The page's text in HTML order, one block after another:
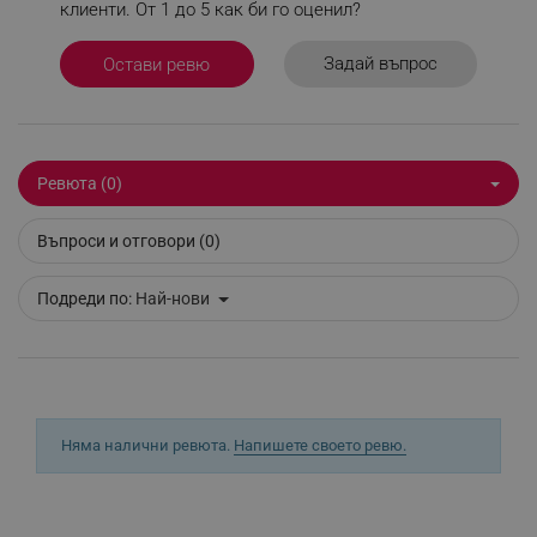
приложение.
Пет регулируеми настройки за интензивност на
светлината - Philips Lumea има 5 регулируеми
безопасни и нежни дори върху чувствителна кожа и в
чувствителните места на тялото.
клиенти. От 1 до 5 как би го оценил?
Остави ревю Задай въпрос
Ревюта (0)
Въпроси и отговори (0)
Подреди по: Най-нови
Няма налични ревюта. Напишете своето ревю.
segmentifyExtension